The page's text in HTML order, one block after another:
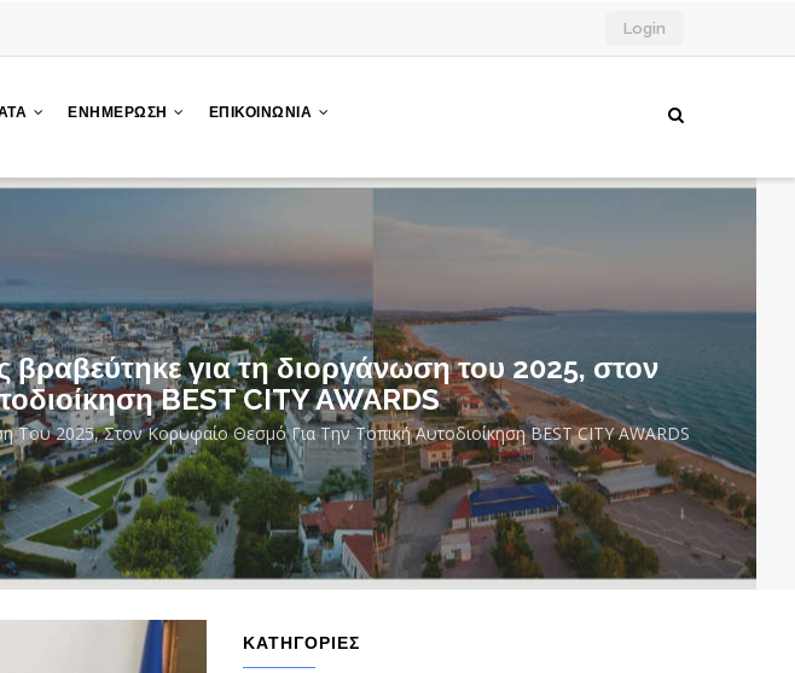
Login
ΕΝΗΜΕΡΩΣΗ ΕΠΙΚΟΙΝΩΝΙΑ
βραβεύτηκε για τη διοργάνωση του 2025, στον
BEST CITY AWARDS
Του 2025, Στον Κορυφαίο Θεσμό Για Την Τοπική Αυτοδιοίκηση BEST CITY AWARDS
ΚΑΤΗΓΟΡΙΕΣ